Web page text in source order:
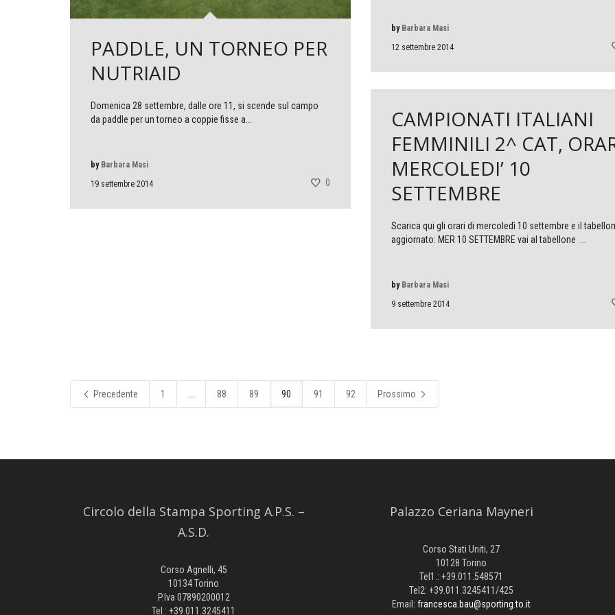
PADDLE, UN TORNEO PER
NUTRIAID
Domenica 28 settembre, dalle ore 11, si scende sul campo
da paddle per un torneo a coppie fisse a...
19 settembre 2014
by Barbara Masi
0
12 settembre 2014
by Barbara Masi
CAMPIONATI ITALIANI
FEMMINILI 2^ CAT,
MERCOLEDI’ 10
SETTEMBRE
Scarica qui gli orari di mercoledì 10 settembre e il
aggiornato: MER 10 SETTEMBRE vai al tabellone ...
9 settembre 2014
by Barbara Masi
Precedente 1 88 89 90 91 92 Prossimo
Circolo della Stampa Sporting A.P.S. –
A.S.D.
Corso Agnelli, 45
10134 Torino
P.Iva 07890200012
Tel.: +39.011.3245411
Palazzo Ceriana Mayneri
Corso Stati Uniti, 27
10128 Torino
Tel1.: +39.011.548571
Tel2: +39.011.3245411/425
Email: francesca.bau@sporting.to.it